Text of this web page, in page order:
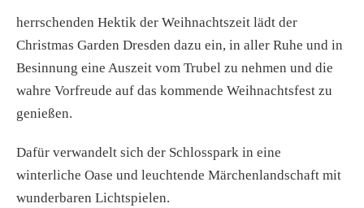
herrschenden Hektik der Weihnachtszeit lädt der
Christmas Garden Dresden dazu ein, in aller Ruhe und in
Besinnung eine Auszeit vom Trubel zu nehmen und die
wahre Vorfreude auf das kommende Weihnachtsfest zu
genießen.
Dafür verwandelt sich der Schlosspark in eine
winterliche Oase und leuchtende Märchenlandschaft mit
wunderbaren Lichtspielen.